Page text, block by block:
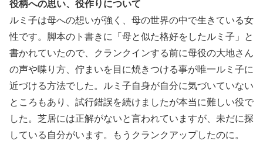
役柄への思い、役作りについて
ルミ子は母への想いが強く、母の世界の中で生きている女
性です。脚本のト書きに「母と似た格好をしたルミ子」と
書かれていたので、クランクインする前に母役の大地さん
の声や喋り方、佇まいを目に焼きつける事が唯一ルミ子に
近づける方法でした。ルミ子自身が自分に気づいていない
ところもあり、試行錯誤を続けましたが本当に難しい役で
した。芝居には正解がないと言われていますが、未だに探
している自分がいます。もうクランクアップしたのに。